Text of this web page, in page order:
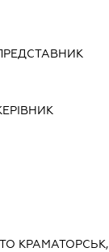
КРАМАТОРСЬК,